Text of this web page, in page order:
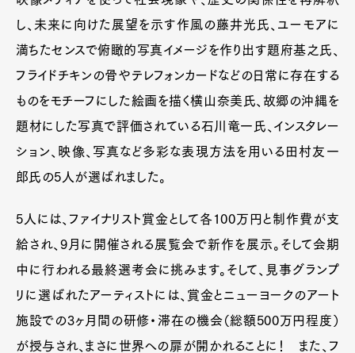
し、未来に向けた展望を示す作風の藤井光氏、ユーモアに
満ちたセンスで俯瞰的写真イメージを作り出す題府基之氏、
フライドチキンの骨やテレフォンカードなどの日常に存在する
ものをモチーフにした絵画を描く横山奈美氏、故郷の沖縄を
題材にした写真で評価されている石川竜一氏、インスタレー
ション、映像、写真など多彩な表現方法を用いる田村友一
郎氏の5人が選ばれました。
5人には、ファイナリスト賞金として各100万円と制作費が支
給され、9月に開催される展覧会で新作を展示。そして会期
中に行われる最終選考会に挑みます。そして、見事グランプ
リに選ばれたアーティストには、賞金とニューヨークのアート
施設での3ヶ月間の研修・滞在の機会（総額500万円程度）
が授与され、まさに世界への扉が開かれることに！ また、フ